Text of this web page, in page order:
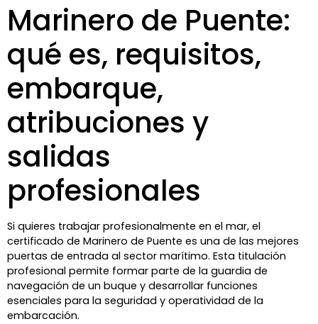
Marinero de Puente:
qué es, requisitos,
embarque,
atribuciones y
salidas
profesionales
Si quieres trabajar profesionalmente en el mar, el
certificado de Marinero de Puente es una de las mejores
puertas de entrada al sector marítimo. Esta titulación
profesional permite formar parte de la guardia de
navegación de un buque y desarrollar funciones
esenciales para la seguridad y operatividad de la
embarcación.